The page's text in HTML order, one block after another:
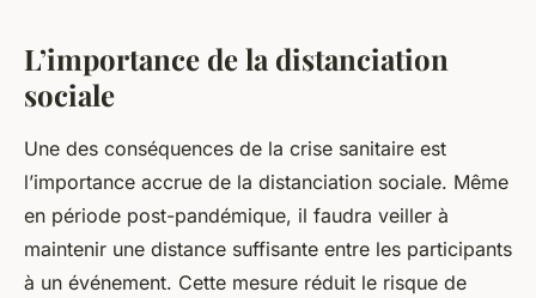
L’importance de la distanciation
sociale
Une des conséquences de la crise sanitaire est
l’importance accrue de la distanciation sociale. Même
en période post-pandémique, il faudra veiller à
maintenir une distance suffisante entre les participants
à un événement. Cette mesure réduit le risque de